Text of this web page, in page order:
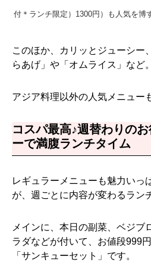
付＊ランチ限定）1300円）も人気を博
このほか、カリッとジューシー
らあげ」や「オムライス」など。
アジア料理以外の人気メニュー
コスパ最高♪週替わりの
ーで満腹ランチタイム
レギュラーメニューも魅力いっ
が、週ごとに内容が変わるラン
メインに、本日の副菜、ベジブ
ラダなどが付いて、お値段999
「サンキューセット」です。